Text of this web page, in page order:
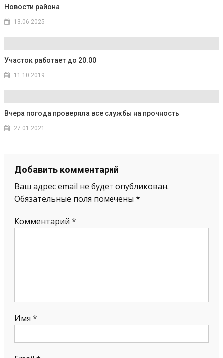
Новости района
13.06.2025
Участок работает до 20.00
11.10.2019
Вчера погода проверяла все службы на прочность
27.01.2021
Добавить комментарий
Ваш адрес email не будет опубликован.
Обязательные поля помечены *
Комментарий *
Имя *